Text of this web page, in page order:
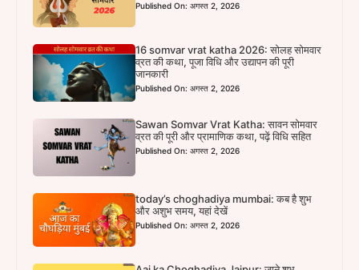
Published On: अगस्त 2, 2026
16 somvar vrat katha 2026: सोलह सोमवार
व्रत की कथा, पूजा विधि और उद्यापन की पूरी
जानकारी
Published On: अगस्त 2, 2026
Sawan Somvar Vrat Katha: सावन सोमवार
व्रत की पूरी और प्रामाणिक कथा, पढ़ें विधि सहित
Published On: अगस्त 2, 2026
today’s choghadiya mumbai: कब है शुभ
और अशुभ समय, यहां देखें
Published On: अगस्त 2, 2026